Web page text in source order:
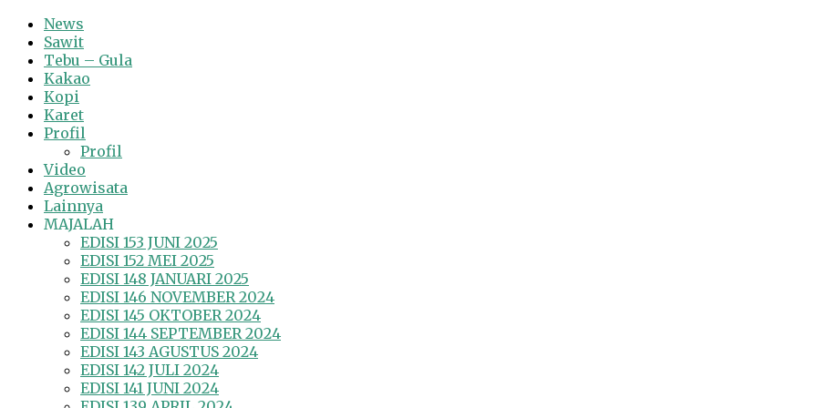
News
Sawit
Tebu – Gula
Kakao
Kopi
Karet
Profil
Profil
Video
Agrowisata
Lainnya
MAJALAH
EDISI 153 JUNI 2025
EDISI 152 MEI 2025
EDISI 148 JANUARI 2025
EDISI 146 NOVEMBER 2024
EDISI 145 OKTOBER 2024
EDISI 144 SEPTEMBER 2024
EDISI 143 AGUSTUS 2024
EDISI 142 JULI 2024
EDISI 141 JUNI 2024